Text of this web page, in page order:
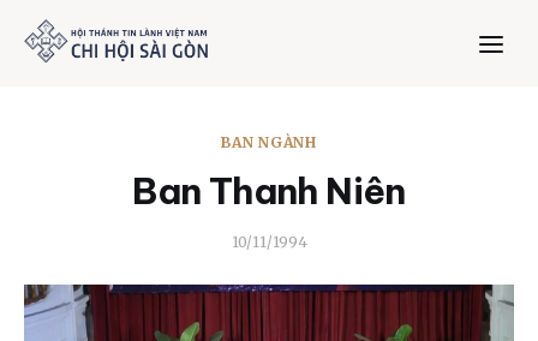
Trang chủ
Dưỡng Linh
BAN NGÀNH
Ban Thanh Niên
10/11/1994